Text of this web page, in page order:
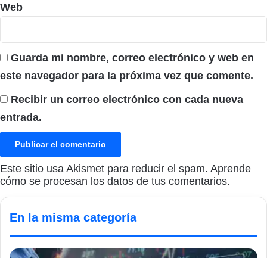
Web
Guarda mi nombre, correo electrónico y web en
este navegador para la próxima vez que comente.
Recibir un correo electrónico con cada nueva
entrada.
Este sitio usa Akismet para reducir el spam. Aprende
cómo se procesan los datos de tus comentarios.
En la misma categoría